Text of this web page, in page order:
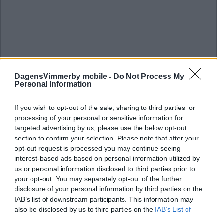
DagensVimmerby mobile - Do Not Process My
Personal Information
If you wish to opt-out of the sale, sharing to third parties, or
processing of your personal or sensitive information for
targeted advertising by us, please use the below opt-out
section to confirm your selection. Please note that after your
opt-out request is processed you may continue seeing
interest-based ads based on personal information utilized by
us or personal information disclosed to third parties prior to
your opt-out. You may separately opt-out of the further
disclosure of your personal information by third parties on the
IAB’s list of downstream participants. This information may
also be disclosed by us to third parties on the IAB’s List of